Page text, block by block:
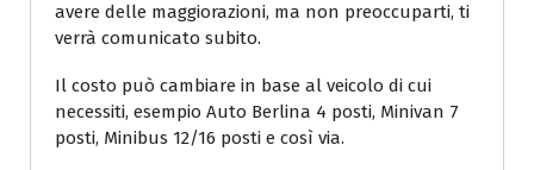
avere delle maggiorazioni, ma non preoccuparti, ti
verrà comunicato subito.
Il costo può cambiare in base al veicolo di cui
necessiti, esempio Auto Berlina 4 posti, Minivan 7
posti, Minibus 12/16 posti e così via.